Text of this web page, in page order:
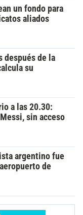
un fondo para
aliados
después de la
su
a las 20.30:
sin acceso
argentino fue
de